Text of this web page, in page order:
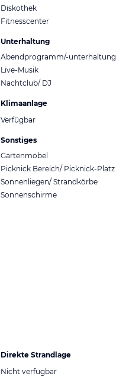
Diskothek
Fitnesscenter
Unterhaltung
Abendprogramm/-unterhaltung
Live-Musik
Nachtclub/ DJ
Klimaanlage
Verfügbar
Sonstiges
Gartenmöbel
Picknick Bereich/ Picknick-Platz
Sonnenliegen/ Strandkörbe
Sonnenschirme
Direkte Strandlage
Nicht verfügbar